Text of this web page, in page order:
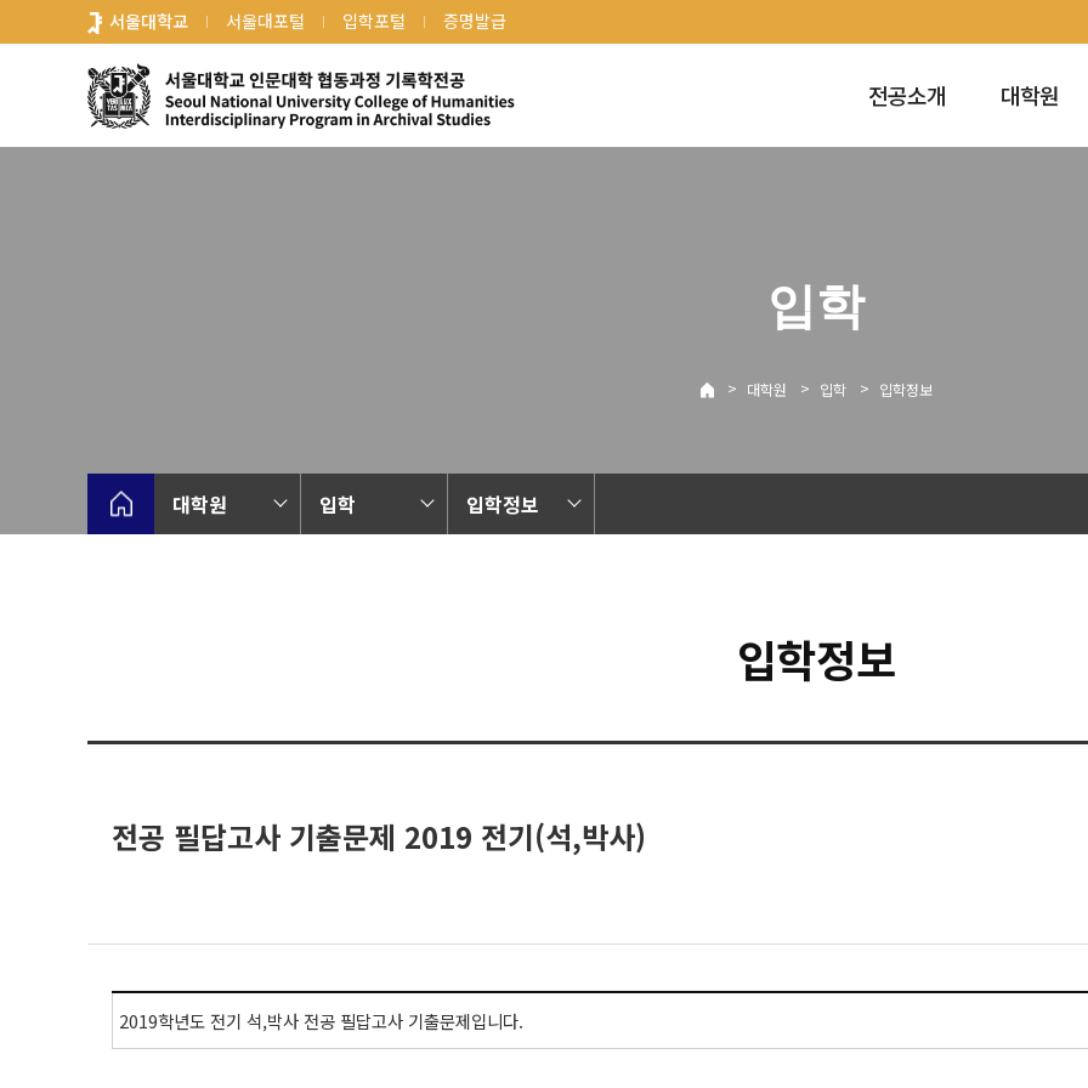
로
서울대학교 서울대포털 입학포털 증명발급
전공소개 대학원
입학
> 대학원 > 입학 > 입학정보
대학원 입학 입학정보
입학정보
전공 필답고사 기출문제 2019 전기(석,박사)
2019학년도 전기 석,박사 전공 필답고사 기출문제입니다.